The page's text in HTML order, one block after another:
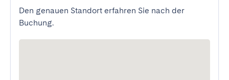
Den genauen Standort erfahren Sie nach der
Buchung.